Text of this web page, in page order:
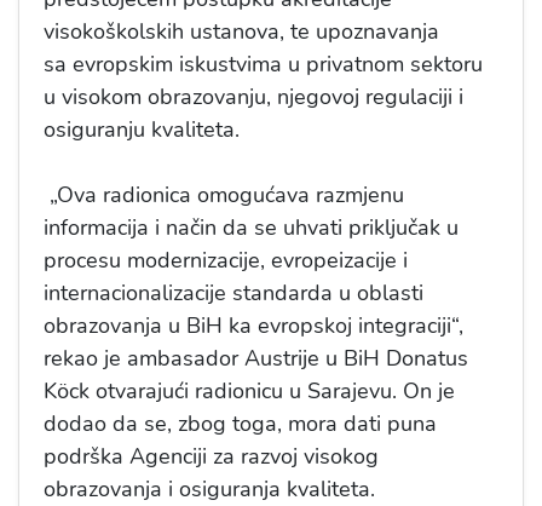
visokoškolskih ustanova, te upoznavanja
sa evropskim iskustvima u privatnom sektoru
u visokom obrazovanju, njegovoj regulaciji i
osiguranju kvaliteta.
„Ova radionica omogućava razmjenu
informacija i način da se uhvati priključak u
procesu modernizacije, evropeizacije i
internacionalizacije standarda u oblasti
obrazovanja u BiH ka evropskoj integraciji“,
rekao je ambasador Austrije u BiH Donatus
Kӧck otvarajući radionicu u Sarajevu. On je
dodao da se, zbog toga, mora dati puna
podrška Agenciji za razvoj visokog
obrazovanja i osiguranja kvaliteta.